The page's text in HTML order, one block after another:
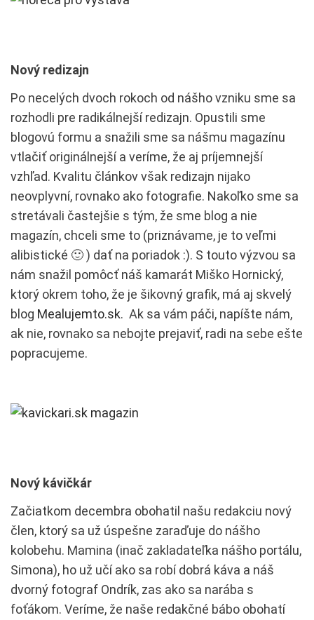
Nový redizajn
Po necelých dvoch rokoch od nášho vzniku sme sa
rozhodli pre radikálnejší redizajn. Opustili sme
blogovú formu a snažili sme sa nášmu magazínu
vtlačiť originálnejší a veríme, že aj príjemnejší
vzhľad. Kvalitu článkov však redizajn nijako
neovplyvní, rovnako ako fotografie. Nakoľko sme sa
stretávali častejšie s tým, že sme blog a nie
magazín, chceli sme to (priznávame, je to veľmi
alibistické 🙂 ) dať na poriadok :). S touto výzvou sa
nám snažil pomôcť náš kamarát Miško Hornický,
ktorý okrem toho, že je šikovný grafik, má aj skvelý
blog Mealujemto.sk. Ak sa vám páči, napíšte nám,
ak nie, rovnako sa nebojte prejaviť, radi na sebe ešte
popracujeme.
Nový kávičkár
Začiatkom decembra obohatil našu redakciu nový
člen, ktorý sa už úspešne zaraďuje do nášho
kolobehu. Mamina (inač zakladateľka nášho portálu,
Simona), ho už učí ako sa robí dobrá káva a náš
dvorný fotograf Ondrík, zas ako sa narába s
foťákom. Veríme, že naše redakčné bábo obohatí